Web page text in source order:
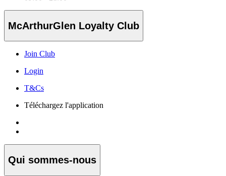
McArthurGlen Loyalty Club
Join Club
Login
T&Cs
Téléchargez l'application
Qui sommes-nous